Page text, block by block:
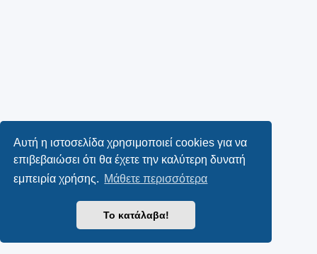
Αυτή η ιστοσελίδα χρησιμοποιεί cookies για να
επιβεβαιώσει ότι θα έχετε την καλύτερη δυνατή
εμπειρία χρήσης. Μάθετε περισσότερα
Το κατάλαβα!